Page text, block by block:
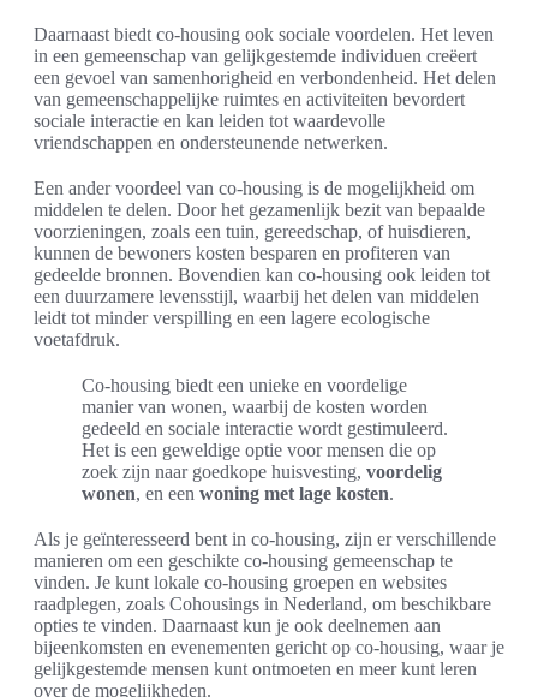
Daarnaast biedt co-housing ook sociale voordelen. Het leven
in een gemeenschap van gelijkgestemde individuen creëert
een gevoel van samenhorigheid en verbondenheid. Het delen
van gemeenschappelijke ruimtes en activiteiten bevordert
sociale interactie en kan leiden tot waardevolle
vriendschappen en ondersteunende netwerken.
Een ander voordeel van co-housing is de mogelijkheid om
middelen te delen. Door het gezamenlijk bezit van bepaalde
voorzieningen, zoals een tuin, gereedschap, of huisdieren,
kunnen de bewoners kosten besparen en profiteren van
gedeelde bronnen. Bovendien kan co-housing ook leiden tot
een duurzamere levensstijl, waarbij het delen van middelen
leidt tot minder verspilling en een lagere ecologische
voetafdruk.
Co-housing biedt een unieke en voordelige
manier van wonen, waarbij de kosten worden
gedeeld en sociale interactie wordt gestimuleerd.
Het is een geweldige optie voor mensen die op
zoek zijn naar goedkope huisvesting, voordelig
wonen, en een woning met lage kosten.
Als je geïnteresseerd bent in co-housing, zijn er verschillende
manieren om een geschikte co-housing gemeenschap te
vinden. Je kunt lokale co-housing groepen en websites
raadplegen, zoals Cohousings in Nederland, om beschikbare
opties te vinden. Daarnaast kun je ook deelnemen aan
bijeenkomsten en evenementen gericht op co-housing, waar je
gelijkgestemde mensen kunt ontmoeten en meer kunt leren
over de mogelijkheden.